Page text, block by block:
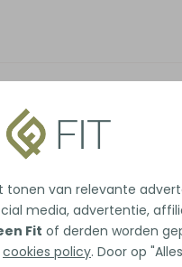
tonen van relevante
media, advertentie,
Fit of derden worden
cookies policy. Door op